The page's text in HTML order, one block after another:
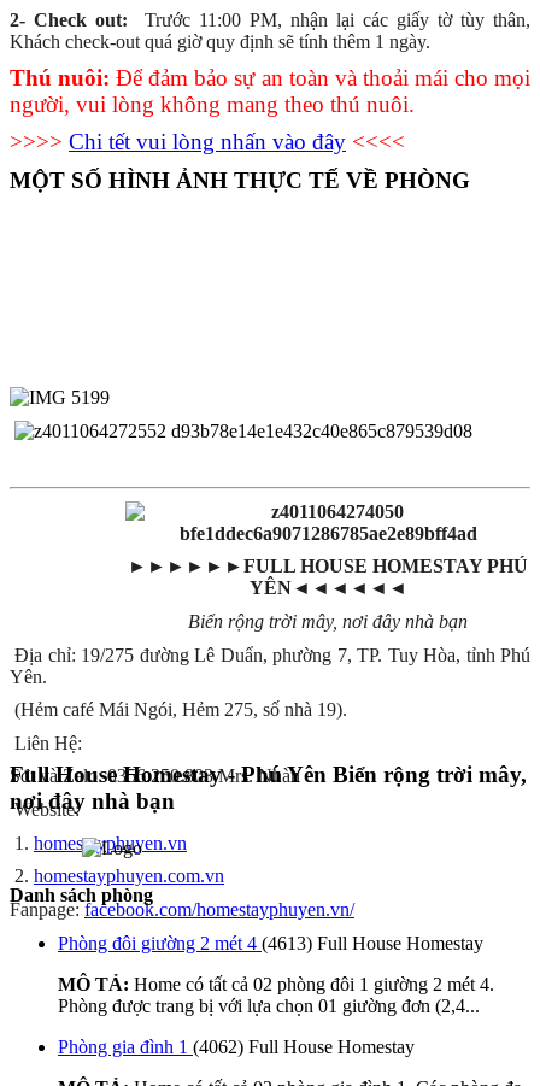
2- Check out:
Trước 11:00 PM, nhận lại các giấy tờ tùy thân,
Khách check-out quá giờ quy định sẽ tính thêm 1 ngày.
Thú nuôi:Để đảm bảo sự an toàn và thoải mái cho mọi
người, vui lòng không mang theo thú nuôi.
>>>> Chi tết vui lòng nhấn vào đây <<<<
MỘT SỐ HÌNH ẢNH THỰC TẾ VỀ PHÒNG
►►►►►►FULL HOUSE HOMESTAY PHÚ
YÊN◄◄◄◄◄◄
Biển rộng trời mây, nơi đây nhà bạn
Địa chỉ: 19/275 đường Lê Duẩn, phường 7, TP. Tuy Hòa, tỉnh Phú
Yên.
(Hẻm café Mái Ngói, Hẻm 275, số nhà 19).
Liên Hệ:
Sđt và Zalo: 0356.250.803 Mrs. Nhàn
Website:
1. homestayphuyen.vn
2. homestayphuyen.com.vn
Fanpage: facebook.com/homestayphuyen.vn/
Full House Homestay - Phú Yên Biển rộng trời mây,
nơi đây nhà bạn
Danh sách phòng
Phòng đôi giường 2 mét 4 (4613) Full House Homestay
MÔ TẢ: Home có tất cả 02 phòng đôi 1 giường 2 mét 4.
Phòng được trang bị với lựa chọn 01 giường đơn (2,4...
Phòng gia đình 1 (4062) Full House Homestay